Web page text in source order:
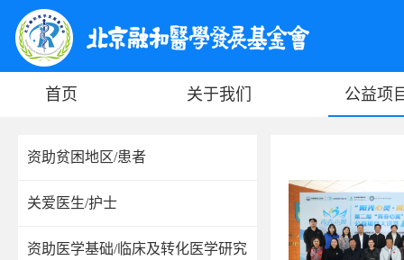
首页 关于我们 公益项
资助贫困地区/患者
关爱医生/护士
资助医学基础/临床及转化医学研究